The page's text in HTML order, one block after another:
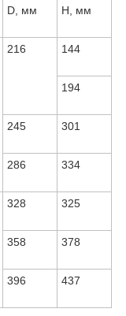
D, мм Н, мм
216 144
194
245 301
286 334
328 325
358 378
396 437